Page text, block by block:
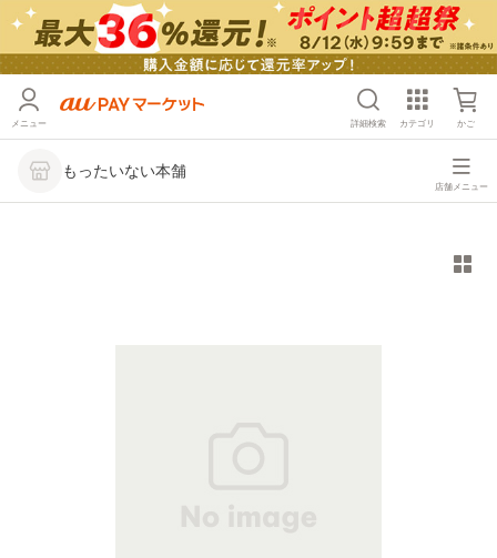
メニュー 詳細検索 カテゴリ かご
もったいない本舗
店舗メニュー